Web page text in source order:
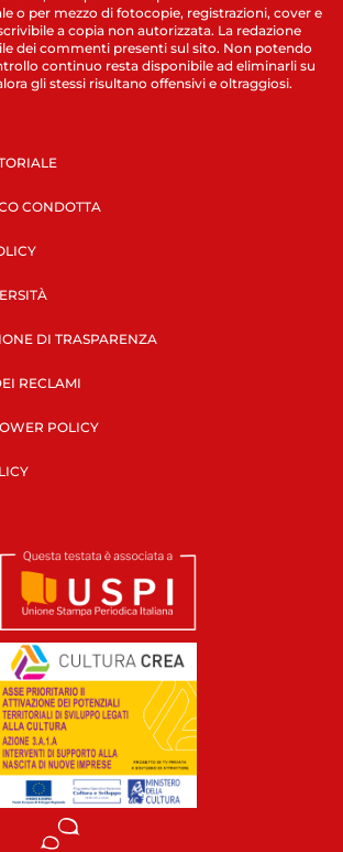
o per mezzo di fotocopie, registrazioni, cover e
a copia non autorizzata. La redazione
dei commenti presenti sul sito. Non potendo
continuo resta disponibile ad eliminarli su
gli stessi risultano offensivi e oltraggiosi.
CONDOTTA
DI TRASPARENZA
RECLAMI
POLICY